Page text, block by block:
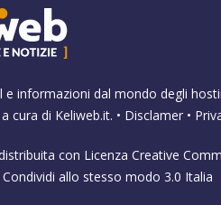
e informazioni dal mondo degli
cura di Keliweb.it. • Disclamer •
con Licenza Creative
allo stesso modo 3.0 Italia